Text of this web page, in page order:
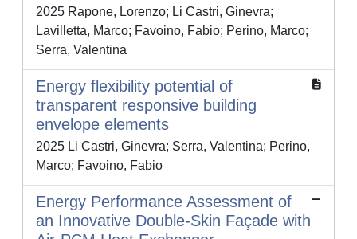
2025 Rapone, Lorenzo; Li Castri, Ginevra;
Lavilletta, Marco; Favoino, Fabio; Perino, Marco;
Serra, Valentina
Energy flexibility potential of
transparent responsive building
envelope elements
2025 Li Castri, Ginevra; Serra, Valentina; Perino,
Marco; Favoino, Fabio
Energy Performance Assessment of
an Innovative Double-Skin Façade with